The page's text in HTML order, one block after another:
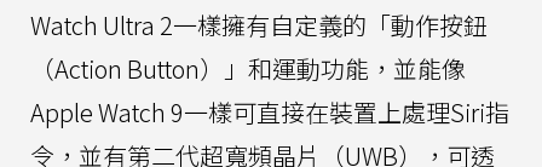
Watch Ultra 2一樣擁有自定義的「動作按鈕
（Action Button）」和運動功能，並能像
Apple Watch 9一樣可直接在裝置上處理Siri指
令，並有第二代超寬頻晶片（UWB），可透